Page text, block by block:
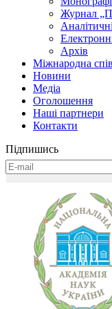
Журнал
Архів
Міжнародна
Новини
Медіa
Оголошення
Наші партнери
Контакти
Підпишись